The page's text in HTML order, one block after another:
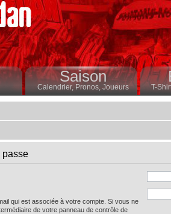
Saison
Calendrier,Pronos, Joueurs T-
passe
qui est associée à votre compte. Si vous ne
de votre panneau de contrôle de